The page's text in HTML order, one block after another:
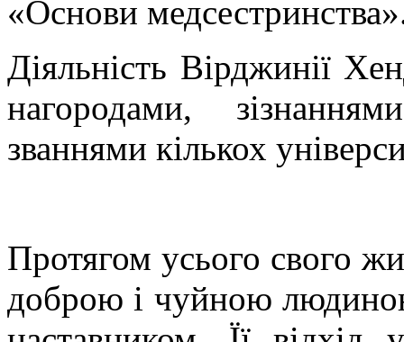
«Основи
Діяльність Вірджинії
нагородами,
званнями кількох
Протягом усього свого
доброю і чуйною